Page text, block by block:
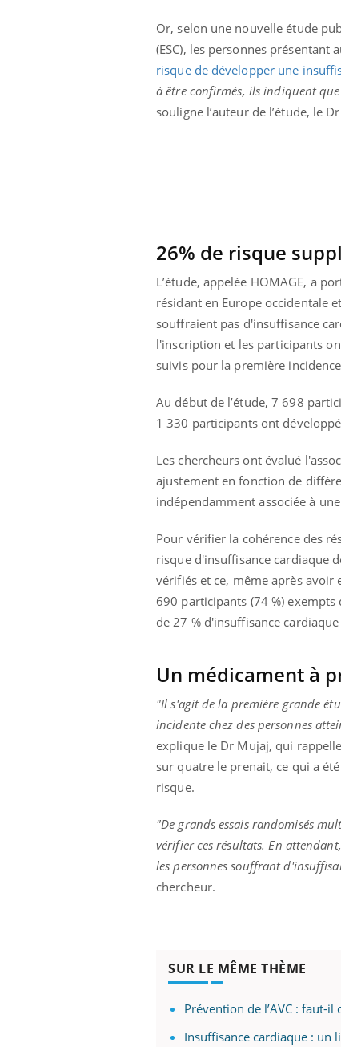
Or, selon une nouvelle étude
(ESC), les personnes
risque de développer une
à être confirmés, ils indiquent
souligne l’auteur de l’étude, le
26% de risque
L’étude, appelée HOMAGE, a
résidant en Europe occidentale
souffraient pas d'insuffisance
l'inscription et les participants
suivis pour la première
Au début de l’étude, 7 698
1 330 participants ont
Les chercheurs ont évalué
ajustement en fonction de
indépendamment associée à
Pour vérifier la cohérence des
risque d'insuffisance cardiaque
vérifiés et ce, même après avoir
690 participants (74 %)
de 27 % d'insuffisance
Un médicament à
"Il s'agit de la première grande
incidente chez des personnes
explique le Dr Mujaj, qui
sur quatre le prenait, ce qui a
risque.
"De grands essais randomisés
vérifier ces résultats. En
les personnes souffrant
chercheur.
SUR LE MÊME THÈME
Prévention de l’AVC : faut-
Insuffisance cardiaque : un
santé : l'utilisation d'un « jumeau
numérique » permet ...